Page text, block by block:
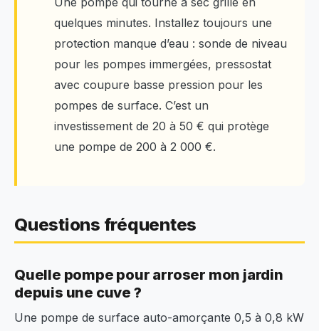
quelques minutes. Installez toujours une
protection manque d’eau : sonde de niveau
pour les pompes immergées, pressostat
avec coupure basse pression pour les
pompes de surface. C’est un
investissement de 20 à 50 € qui protège
une pompe de 200 à 2 000 €.
Questions fréquentes
Quelle pompe pour arroser mon jardin
depuis une cuve ?
Une pompe de surface auto-amorçante 0,5 à 0,8 kW